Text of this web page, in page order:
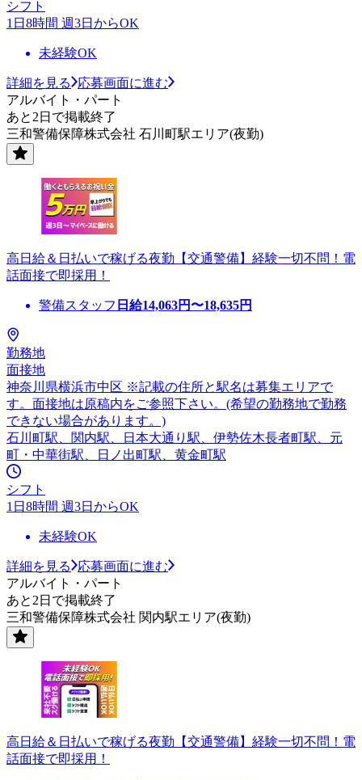
シフト
1日8時間 週3日からOK
未経験OK
詳細を見る
応募画面に進む
アルバイト・パート
あと2日で掲載終了
三和警備保障株式会社 石川町駅エリア(夜勤)
高日給＆日払いで稼げる夜勤【交通警備】経験一切不問！電
話面接で即採用！
警備スタッフ 日給14,063円〜18,635円
勤務地
面接地
神奈川県横浜市中区 ※記載の住所と駅名は募集エリアで
す。面接地は原稿内をご参照下さい。(希望の勤務地で勤務
できない場合があります。)
石川町駅、関内駅、日本大通り駅、伊勢佐木長者町駅、元
町・中華街駅、日ノ出町駅、黄金町駅
シフト
1日8時間 週3日からOK
未経験OK
詳細を見る
応募画面に進む
アルバイト・パート
あと2日で掲載終了
三和警備保障株式会社 関内駅エリア(夜勤)
高日給＆日払いで稼げる夜勤【交通警備】経験一切不問！電
話面接で即採用！